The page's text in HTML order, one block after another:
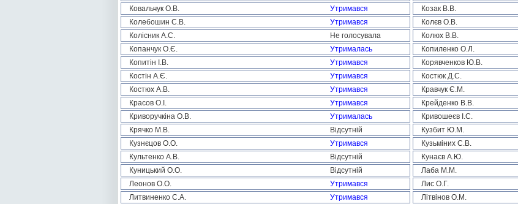
Ковальчук О.В.
Утримався Козак В.В.
Колебошин С.В.
Утримався Колєв О.В.
Колісник А.С.
Не голосувала Колюх В.В.
Копанчук О.Є.
Утрималась Копиленко О.Л.
Копитін І.В.
Утримався Корявченков Ю.В.
Костін А.Є.
Утримався Костюк Д.С.
Костюх А.В.
Утримався Кравчук Є.М.
Красов О.І.
Утримався Крейденко В.В.
Криворучкіна О.В.
Утрималась Кривошеєв І.С.
Крячко М.В.
Відсутній Кузбит Ю.М.
Кузнєцов О.О.
Утримався Кузьміних С.В.
Культенко А.В.
Відсутній Кунаєв А.Ю.
Куницький О.О.
Відсутній Лаба М.М.
Леонов О.О.
Утримався Лис О.Г.
Литвиненко С.А.
Утримався Літвінов О.М.